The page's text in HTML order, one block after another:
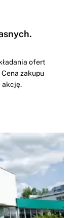
ofert
zakupu
akcję.